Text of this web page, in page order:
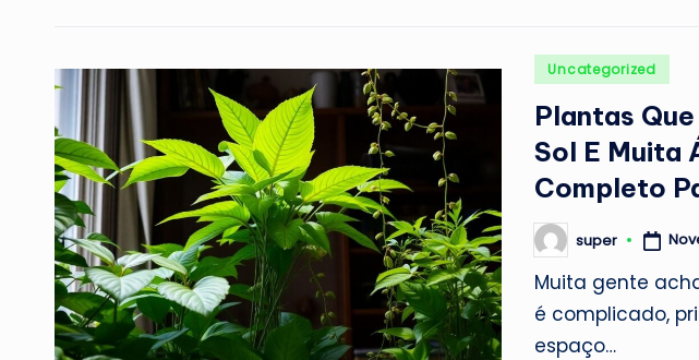
Posted
Uncategorized
Plantas
Sol E Muita
Completo
Posted
by
super
Muita gente
é complicado,
espaço…